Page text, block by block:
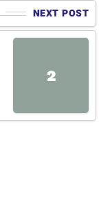
NEXT POST
2